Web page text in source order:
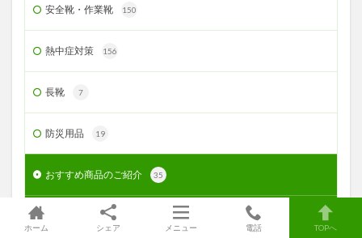
安全靴・作業靴 150
熱中症対策 156
長靴 7
防災用品 19
おすすめ商品のご紹介 35
まもる君からのお知らせ
ホーム
シェア メニュー 電話 TOPへ